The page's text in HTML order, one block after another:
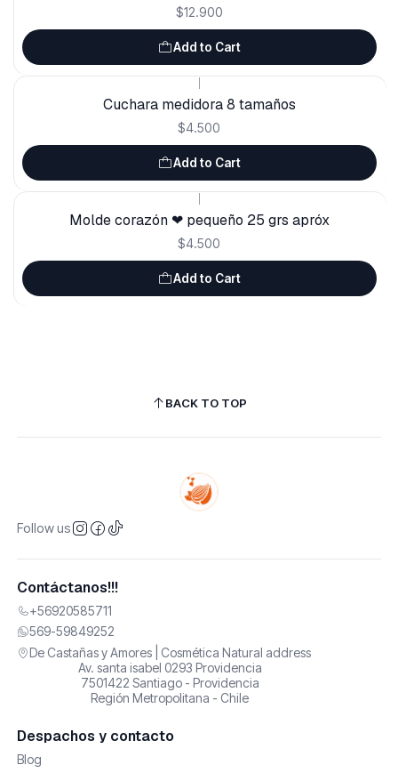
$12.900
Add to Cart
Cuchara medidora 8 tamaños
$4.500
Add to Cart
Molde corazón ❤ pequeño 25 grs apróx
$4.500
Add to Cart
BACK TO TOP
Follow us
Contáctanos!!!
+56920585711
569-59849252
De Castañas y Amores | Cosmética Natural address
Av. santa isabel 0293 Providencia
7501422 Santiago - Providencia
Región Metropolitana - Chile
Despachos y contacto
Blog